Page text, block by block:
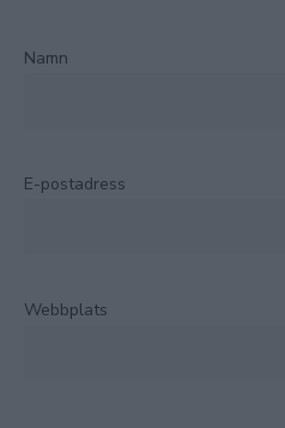
Namn
E-postadress
Webbplats